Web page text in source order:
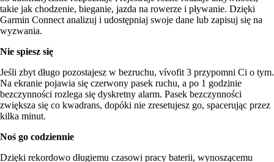
takie jak chodzenie, bieganie, jazda na rowerze i pływanie. Dzięki
Garmin Connect analizuj i udostępniaj swoje dane lub zapisuj się na
wyzwania.
Nie spiesz się
Jeśli zbyt długo pozostajesz w bezruchu, vívofit 3 przypomni Ci o tym.
Na ekranie pojawia się czerwony pasek ruchu, a po 1 godzinie
bezczynności rozlega się dyskretny alarm. Pasek bezczynności
zwiększa się co kwadrans, dopóki nie zresetujesz go, spacerując przez
kilka minut.
Noś go codziennie
Dzięki rekordowo długiemu czasowi pracy baterii, wynoszącemu